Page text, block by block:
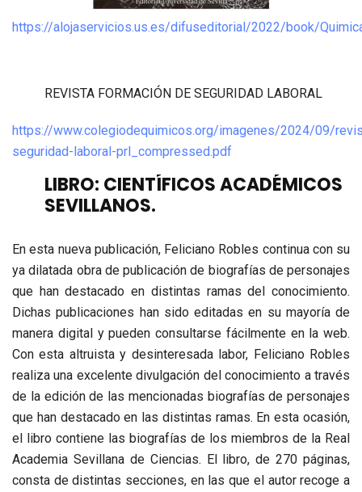
https://alojaservicios.us.es/difuseditorial/2022/book/
REVISTA FORMACIÓN DE SEGURIDAD LABORAL
https://www.colegiodequimicos.org/imagenes/2024/09/
seguridad-laboral-prl_compressed.pdf
LIBRO: CIENTÍFICOS ACADÉMICOS
SEVILLANOS.
En esta nueva publicación, Feliciano Robles continua con su
ya dilatada obra de publicación de biografías de personajes
que han destacado en distintas ramas del conocimiento.
Dichas publicaciones han sido editadas en su mayoría de
manera digital y pueden consultarse fácilmente en la web.
Con esta altruista y desinteresada labor, Feliciano Robles
realiza una excelente divulgación del conocimiento a través
de la edición de las mencionadas biografías de personajes
que han destacadoen las distintas ramas. En esta ocasión,
el libro contiene las biografías de los miembros de la Real
Academia Sevillana de Ciencias. El libro, de 270 páginas,
consta de distintas secciones, en las que el autor recoge a